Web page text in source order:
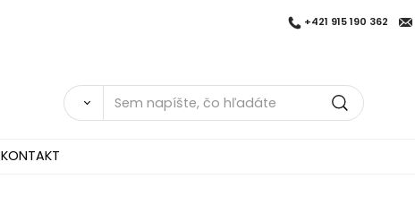
+421 915 190 362
KONTAKT